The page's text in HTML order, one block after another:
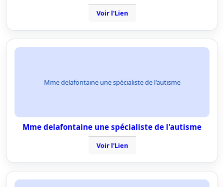
Voir l'Lien
Mme delafontaine une spécialiste de l'autisme
Mme delafontaine une spécialiste de l'autisme
Voir l'Lien